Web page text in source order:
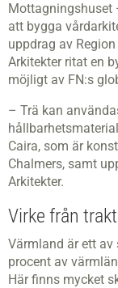
Mottagningshuset
att bygga
uppdrag av
Arkitekter ritat en
möjligt av FN:s
– Trä kan
Caira, som är
Chalmers, samt
Arkitekter.
Virke från
Värmland är ett
procent av
Här finns mycket